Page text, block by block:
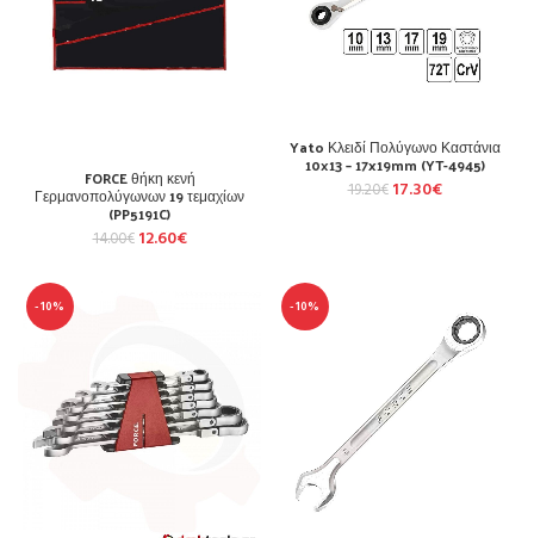
FORCE θήκη κενή
Γερμανοπολύγωνων 19 τεμαχίων
(PP5191C)
14.00€ 12.60€
Yato Κλειδί Πολύγωνο Καστάνια
10×13 – 17x19mm (YT-4945)
19.20€ 17.30€
-10% -10%